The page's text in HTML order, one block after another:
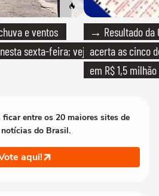
e ventos
sexta-feira; veja
→ Resultado da
acerta as cinco
em R$ 1,5 milhão
ficar entre os 20 maiores sites de
notícias do Brasil.
aqui!